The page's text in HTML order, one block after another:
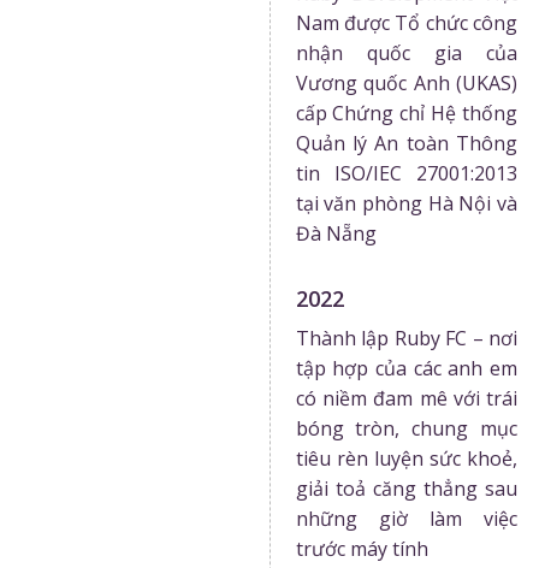
Nam được Tổ chức công
nhận quốc gia của
Vương quốc Anh (UKAS)
cấp Chứng chỉ Hệ thống
Quản lý An toàn Thông
tin ISO/IEC 27001:2013
tại văn phòng Hà Nội và
Đà Nẵng
2022
Thành lập Ruby FC – nơi
tập hợp của các anh em
có niềm đam mê với trái
bóng tròn, chung mục
tiêu rèn luyện sức khoẻ,
giải toả căng thẳng sau
những giờ làm việc
trước máy tính